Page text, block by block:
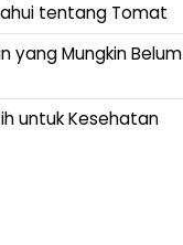
tentang Tomat
yang Mungkin Belum
untuk Kesehatan